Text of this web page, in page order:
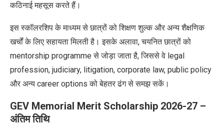
कठिनाई महसूस करते हैं।
इस स्कॉलरशिप के माध्यम से छात्रों कोशिक्षण शुल्कऔर अन्यशैक्षणिक
खर्चोंके लिए सहायता मिलती है। इसके अलावा, चयनित छात्रों को
mentorship programme से जोड़ा जाता है, जिससे वे legal
profession, judiciary, litigation, corporate law, public policy
और अन्य career options को बेहतर ढंग से समझ सकें।
GEV Memorial Merit Scholarship 2026-27 –
अंतिम तिथि